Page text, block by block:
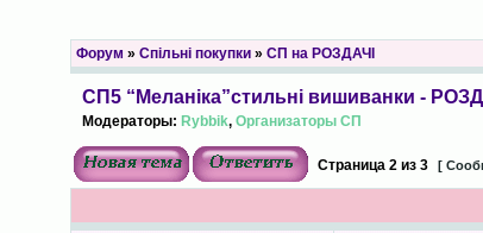
Форум » Спільні покупки» СП на РОЗДАЧІ
СП5 “Меланіка”стильні вишиванки -
Модераторы: Rybbik, Организаторы СП
Страница 2из 3 [